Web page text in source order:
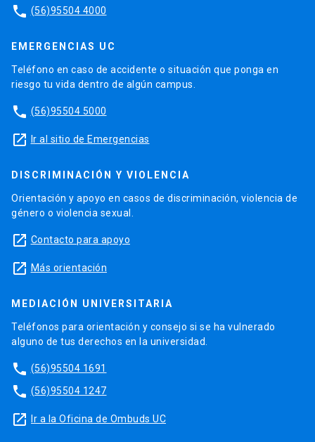
phone (56)95504 4000
EMERGENCIAS UC
Teléfono en caso de accidente o situación que ponga en
riesgo tu vida dentro de algún campus.
phone (56)95504 5000
launch Ir al sitio de Emergencias
DISCRIMINACIÓN Y VIOLENCIA
Orientación y apoyo en casos de discriminación, violencia de
género o violencia sexual.
launch Contacto para apoyo
launch Más orientación
MEDIACIÓN UNIVERSITARIA
Teléfonos para orientación y consejo si se ha vulnerado
alguno de tus derechos en la universidad.
phone (56)95504 1691
phone (56)95504 1247
launch Ir a la Oficina de Ombuds UC